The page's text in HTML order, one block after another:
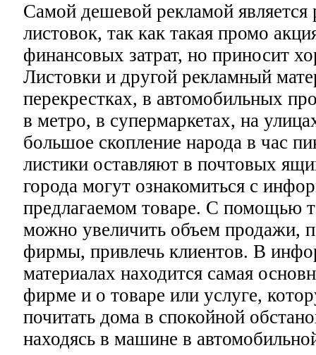
Самой дешевой рекламой является
листовок, так как такая промо
финансовых затрат, но приносит
Листовки и другой рекламный
перекрестках, в автомобильных
в метро, в супермаркетах, на
большое скопление народа в час
листики оставляют в почтовых
города могут ознакомиться с
предлагаемом товаре. С помощью
можно увеличить объем продажи,
фирмы, привлечь клиентов. В
материалах находится самая
фирме и о товаре или услуге,
почитать дома в спокойной
находясь в машине в